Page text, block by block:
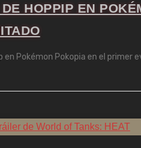
HOPPIP EN
Pokémon Pokopia en el